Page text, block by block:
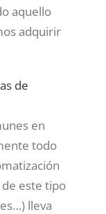
aquello
adquirir
de
en
todo
este tipo
lleva